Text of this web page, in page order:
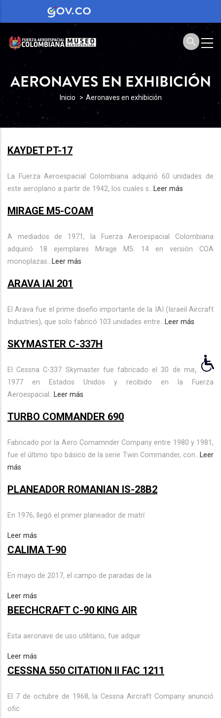
AERONAVES EN EXHIBICIÓN
SOBRESCRIBIR
ENLACES
DE
AYUDA
LA
NAVEGACIÓN
Inicio Aeronaves en exhibición
KAYDET PT-17
La Fuerza Aeroespacial Colombiana adquirió 60 unidades de
este aeroplano a partir de 1942, los cuales s...Leer más
MIRAGE M5-COAM
A mediados de 1971, la Fuerza Aeroespacial Colombiana
adquirió 18 ejemplares Mirage M5: 14 en versión COA
monoplazas...Leer más
ARAVA IAI 201
El Arava fue el prime diseño importante de la IAI (Israeil Aircraft
Industries), que solo fabricó 103 unidades entre...Leer más
SKYMASTER C-337H
El Cessna C-337 Skymaster fue fabricado el 30 de mayo de
1977 en Estados Unidos y recibido en la Fuerza
Aeroespacial...Leer más
TURBO COMMANDER 690
Fabricado por la Aero Comamnder Company entre 1980 y 1981,
fue el último tipo básico de la serie Twin Commander, con...Leer
más
PLANEADOR ROMANIAN IS-28B2
En 1976, llegó el primer planeador de matrí
Leer más
CALIMA T-90
En mayo de 2017, el campo de paradas de la
Leer más
BEECHCRAFT C-90 KING AIR
Esta aeronave de uso utilitario, fue adquir
Leer más
CESSNA 550 CITATION II FAC 1211
El 7 de octubre de 1968, la Cessna Aircraft Company anunció
ofic